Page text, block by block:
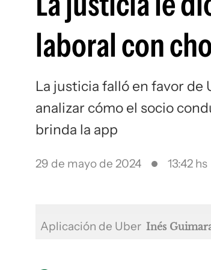
laboral con
La justicia falló en favor de
analizar cómo el socio
brinda la app
29 de mayo de 2024 13:42 hs
Aplicación de Uber Inés